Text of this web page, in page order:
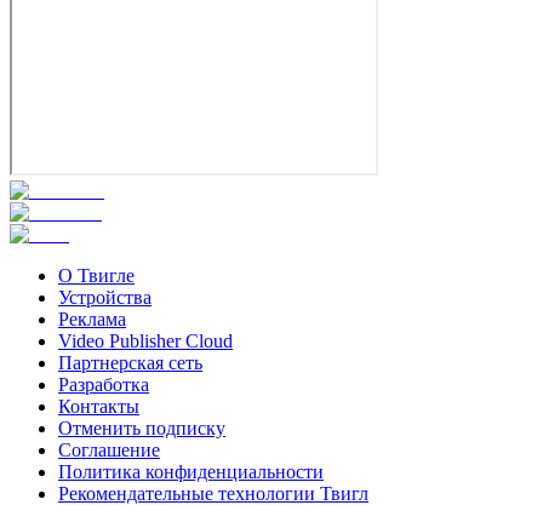
О Твигле
Устройства
Реклама
Video Publisher Cloud
Партнерская сеть
Разработка
Контакты
Отменить подписку
Соглашение
Политика конфиденциальности
Рекомендательные технологии Твигл